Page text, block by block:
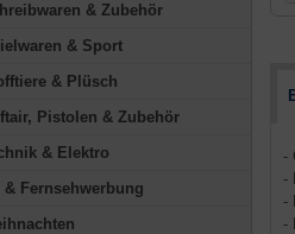
& Zubehör
& Sport
& Plüsch
Pistolen & Zubehör
& Elektro
& Fernsehwerbung
-
-
-
-